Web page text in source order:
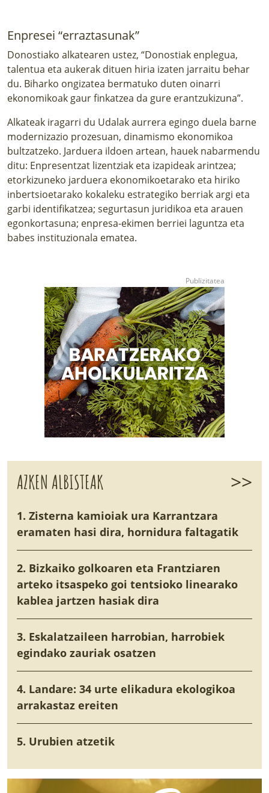
Enpresei “erraztasunak”
Donostiako alkatearen ustez, “Donostiak enplegua,
talentua eta aukerak dituen hiria izaten jarraitu behar
du. Biharko ongizatea bermatuko duten oinarri
ekonomikoak gaur finkatzea da gure erantzukizuna”.
Alkateak iragarri du Udalak aurrera egingo duela barne
modernizazio prozesuan, dinamismo ekonomikoa
bultzatzeko. Jarduera ildoen artean, hauek nabarmendu
ditu: Enpresentzat lizentziak eta izapideak arintzea;
etorkizuneko jarduera ekonomikoetarako eta hiriko
inbertsioetarako kokaleku estrategiko berriak argi eta
garbi identifikatzea; segurtasun juridikoa eta arauen
egonkortasuna; enpresa-ekimen berriei laguntza eta
babes instituzionala ematea.
AZKEN ALBISTEAK >>
1. Zisterna kamioiak ura Karrantzara
eramaten hasi dira, hornidura faltagatik
2. Bizkaiko golkoaren eta Frantziaren
arteko itsaspeko goi tentsioko linearako
kablea jartzen hasiak dira
3. Eskalatzaileen harrobian, harrobiek
egindako zauriak osatzen
4. Landare: 34 urte elikadura ekologikoa
arrakastaz ereiten
5. Urubien atzetik